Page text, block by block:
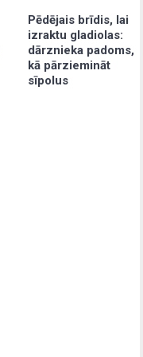
Pēdējais brīdis, lai
izraktu gladiolas:
dārznieka padoms,
kā pārziemināt
sīpolus